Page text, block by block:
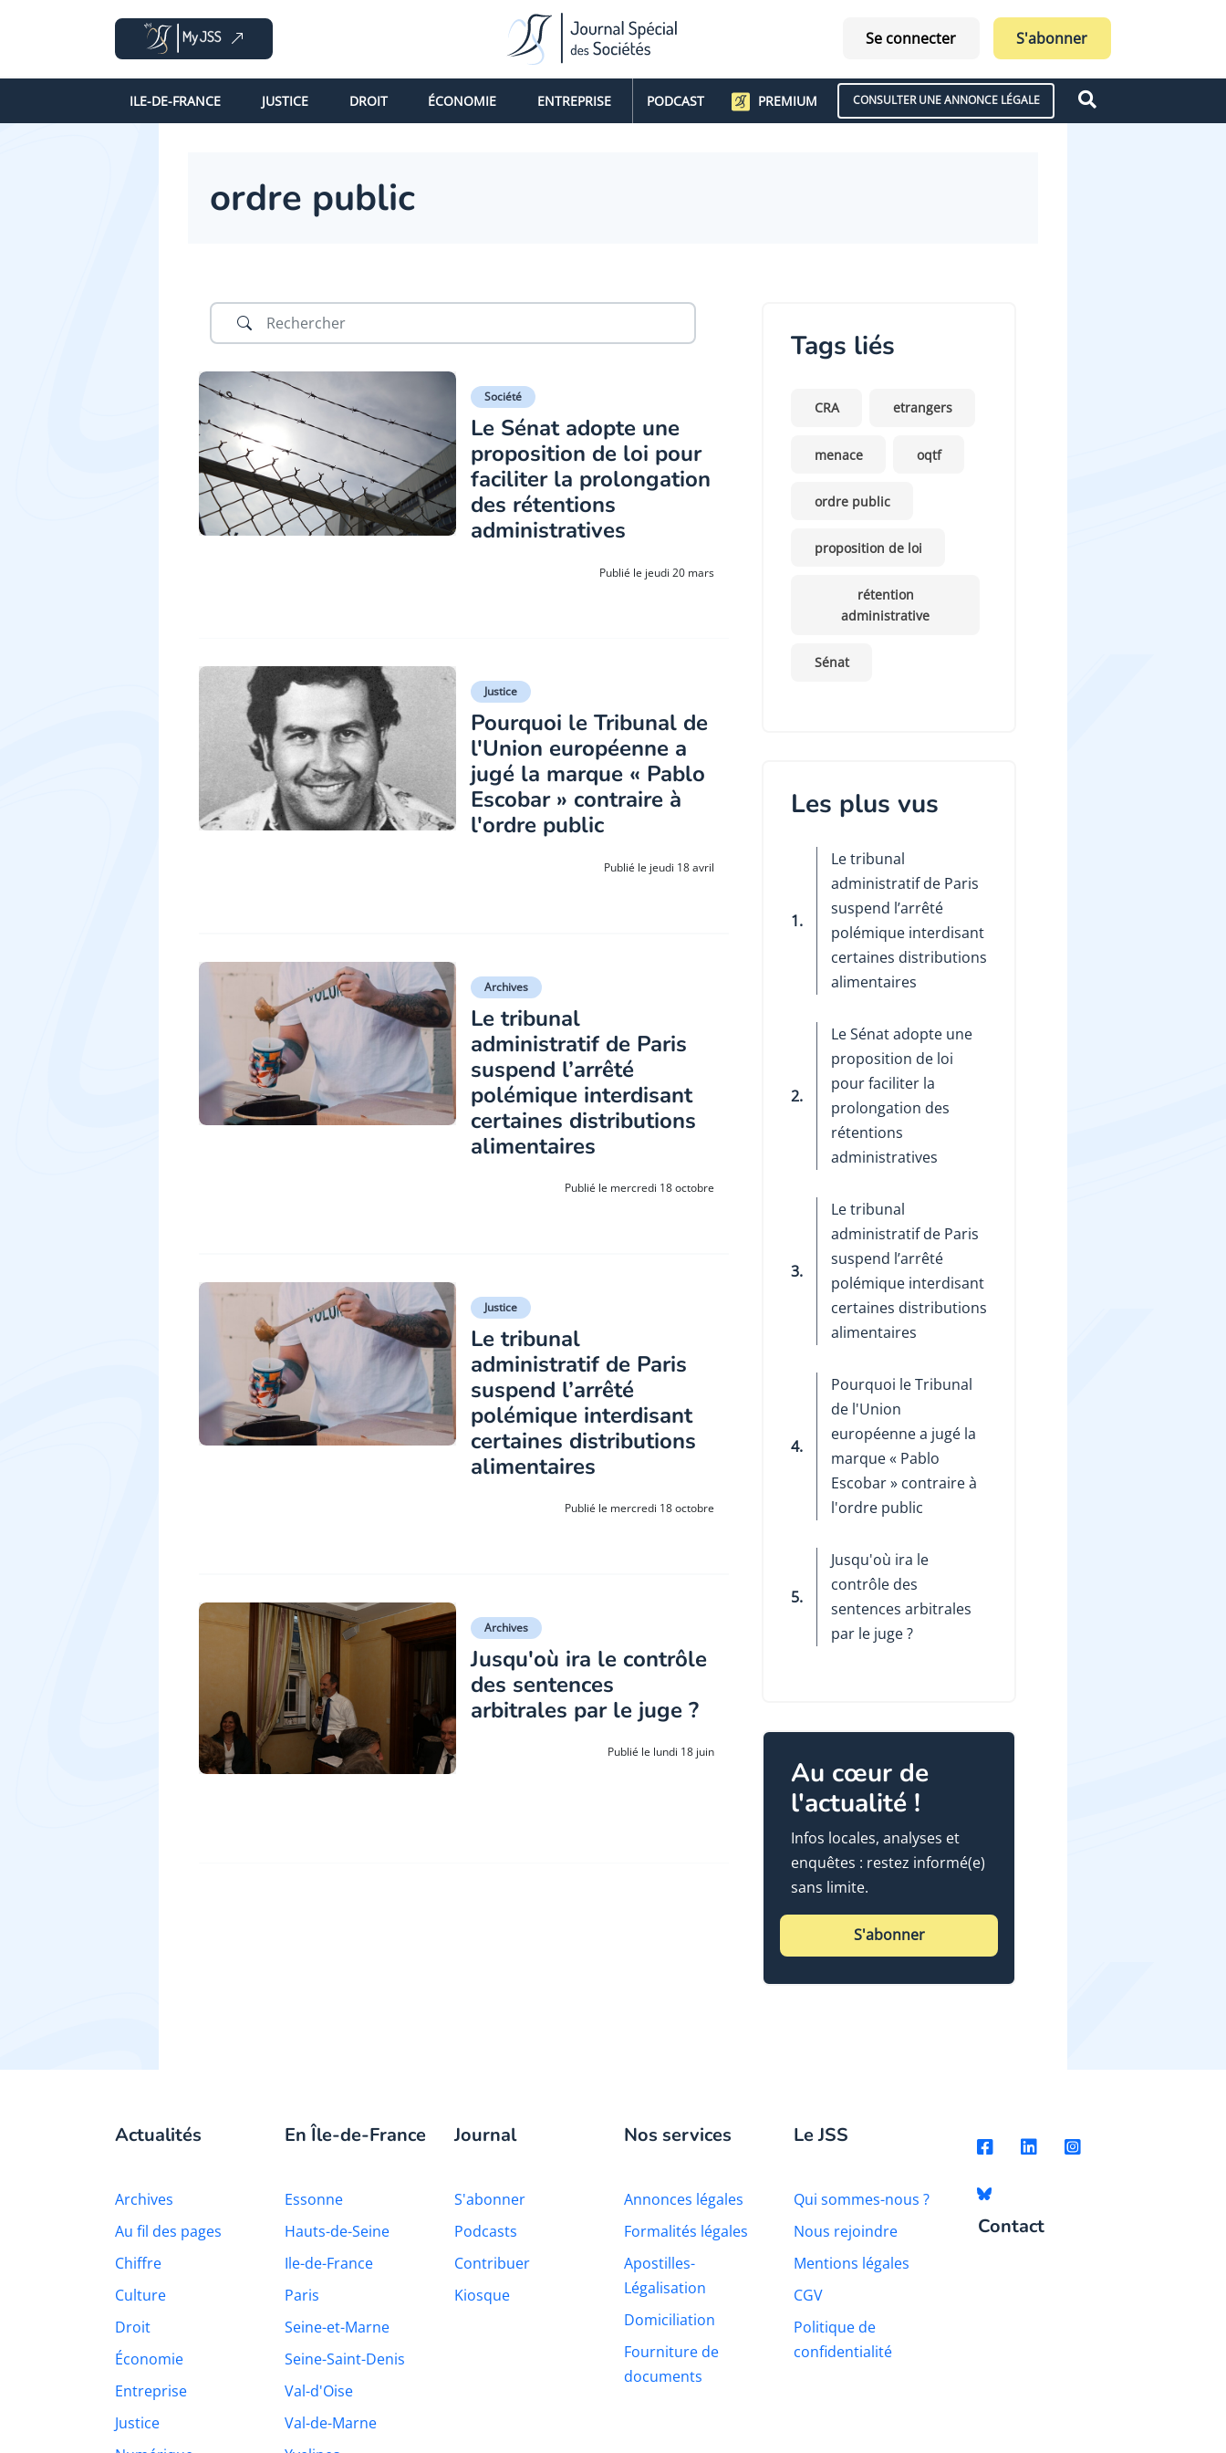
Se connecter S'abonner
ILE-DE-FRANCE JUSTICE DROIT ÉCONOMIE ENTREPRISE PODCAST PREMIUM CONSULTER UNE ANNONCE LÉGALE
ordre public
Société
Le Sénat adopte une
proposition de loi pour
faciliter la prolongation
des rétentions
administratives
Publié le jeudi 20 mars
Justice
Pourquoi le Tribunal de
l'Union européenne a
jugé la marque « Pablo
Escobar » contraire à
l'ordre public
Publié le jeudi 18 avril
Archives
Le tribunal
administratif de Paris
suspend l’arrêté
polémique interdisant
certaines distributions
alimentaires
Publié le mercredi 18 octobre
Justice
Le tribunal
administratif de Paris
suspend l’arrêté
polémique interdisant
certaines distributions
alimentaires
Publié le mercredi 18 octobre
Archives
Jusqu'où ira le contrôle
des sentences
arbitrales par le juge ?
Publié le lundi 18 juin
Tags liés
CRA etrangers
menace oqtf
ordre public
proposition de loi
rétention
administrative
Sénat
Les plus vus
1.
Le tribunal
administratif de Paris
suspend l’arrêté
polémique interdisant
certaines distributions
alimentaires
2.
Le Sénat adopte une
proposition de loi
pour faciliter la
prolongation des
rétentions
administratives
3.
Le tribunal
administratif de Paris
suspend l’arrêté
polémique interdisant
certaines distributions
alimentaires
4.
Pourquoi le Tribunal
de l'Union
européenne a jugé la
marque « Pablo
Escobar » contraire à
l'ordre public
5.
Jusqu'où ira le
contrôle des
sentences arbitrales
par le juge ?
Au cœur de
l'actualité !
Infos locales, analyses et
enquêtes : restez informé(e)
sans limite.
S'abonner
Actualités
Archives
Au fil des pages
Chiffre
Culture
Droit
Économie
Entreprise
Justice
En Île-de-France
Essonne
Hauts-de-Seine
Ile-de-France
Paris
Seine-et-Marne
Seine-Saint-Denis
Val-d'Oise
Val-de-Marne
Journal
S'abonner
Podcasts
Contribuer
Kiosque
Nos services
Annonces légales
Formalités légales
Apostilles-
Légalisation
Domiciliation
Fourniture de
documents
Le JSS
Qui sommes-nous ?
Nous rejoindre
Mentions légales
CGV
Politique de
confidentialité
Contact